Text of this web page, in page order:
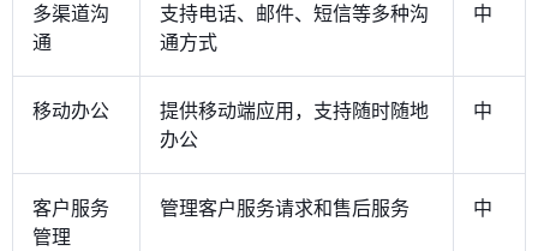
多渠道沟
通
支持电话、邮件、短信等多种沟
通方式
中
移动办公
提供移动端应用，支持随时随地
办公
中
客户服务
管理
管理客户服务请求和售后服务 中